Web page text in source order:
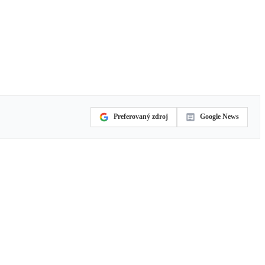
Preferovaný zdroj Google News